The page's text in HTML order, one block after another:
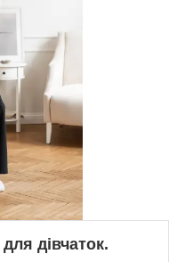
дівчаток.